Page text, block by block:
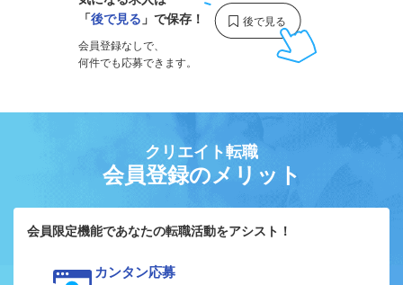
「後で見る 」で保存！
会員登録なしで、
何件でも応募できます。
クリエイト転職
会員登録のメリット
会員限定機能であなたの転職活動をアシスト！
カンタン応募